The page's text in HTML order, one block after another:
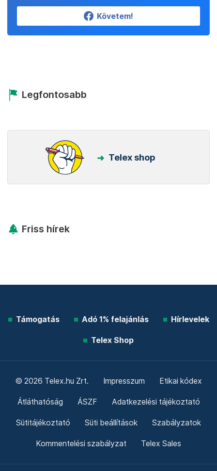
Követem!
Legfontosabb
Telex shop
Friss hírek
Támogatás Adó 1% felajánlás Hírlevelek
Telex Shop
© 2026 Telex.hu Zrt. Impresszum Etikai kódex
Átláthatóság ÁSZF Adatkezelési tájékoztató
Sütitájékoztató Süti beállítások Szabályzatok
Kommentelési szabályzat Telex Sales